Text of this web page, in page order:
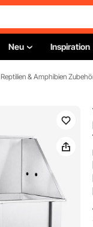
Neu Inspiration
Reptilien & Amphibien